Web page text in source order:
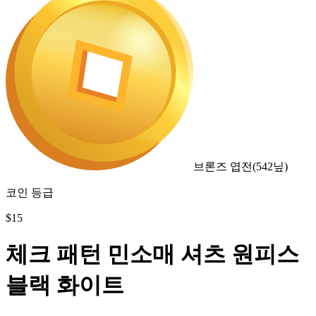
브론즈 엽전(542닢)
코인 등급
$15
체크 패턴 민소매 셔츠 원피스
블랙 화이트